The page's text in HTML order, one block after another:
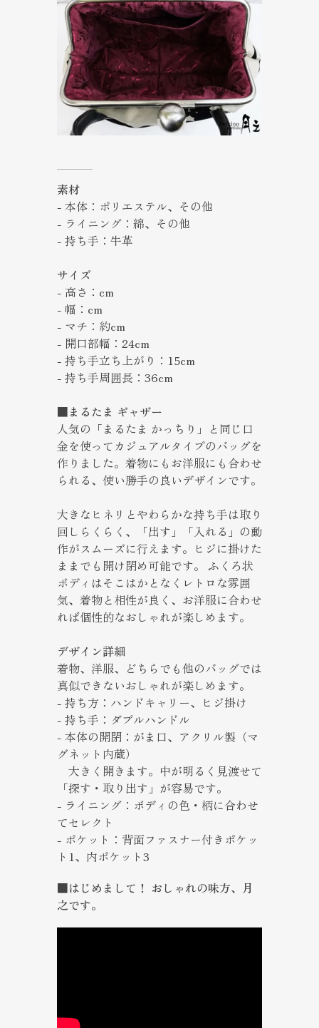
素材
- 本体：ポリエステル、その他
- ライニング：綿、その他
- 持ち手：牛革
サイズ
- 高さ：cm
- 幅：cm
- マチ：約cm
- 開口部幅：24cm
- 持ち手立ち上がり：15cm
- 持ち手周囲長：36cm
■まるたま ギャザー
人気の「まるたま かっちり」と同じ口
金を使ってカジュアルタイプのバッグを
作りました。着物にもお洋服にも合わせ
られる、使い勝手の良いデザインです。
大きなヒネリとやわらかな持ち手は取り
回しらくらく、「出す」「入れる」の動
作がスムーズに行えます。ヒジに掛けた
ままでも開け閉め可能です。 ふくろ状
ボディはそこはかとなくレトロな雰囲
気、着物と相性が良く、お洋服に合わせ
れば個性的なおしゃれが楽しめます。
デザイン詳細
着物、洋服、どちらでも他のバッグでは
真似できないおしゃれが楽しめます。
- 持ち方：ハンドキャリー、ヒジ掛け
- 持ち手：ダブルハンドル
- 本体の開閉：がま口、アクリル製（マ
グネット内蔵）
大きく開きます。中が明るく見渡せて
「探す・取り出す」が容易です。
- ライニング：ボディの色・柄に合わせ
てセレクト
- ポケット：背面ファスナー付きポケッ
ト1、内ポケット3
■はじめまして！ おしゃれの味方、月
之です。